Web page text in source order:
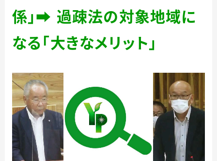
係」➡ 過疎法の対象地域に
なる「大きなメリット」